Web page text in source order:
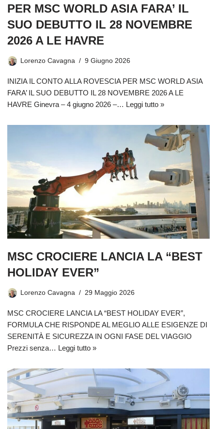
PER MSC WORLD ASIA FARA’ IL
SUO DEBUTTO IL 28 NOVEMBRE
2026 A LE HAVRE
Lorenzo Cavagna 9 Giugno 2026
INIZIA IL CONTO ALLA ROVESCIA PER MSC WORLD ASIA
FARA’ IL SUO DEBUTTO IL 28 NOVEMBRE 2026 A LE
HAVRE Ginevra – 4 giugno 2026 –… Leggi tutto »
MSC CROCIERE LANCIA LA “BEST
HOLIDAY EVER”
Lorenzo Cavagna 29 Maggio 2026
MSC CROCIERE LANCIA LA “BEST HOLIDAY EVER”,
FORMULA CHE RISPONDE AL MEGLIO ALLE ESIGENZE DI
SERENITÀ E SICUREZZA IN OGNI FASE DEL VIAGGIO
Prezzi senza… Leggi tutto »